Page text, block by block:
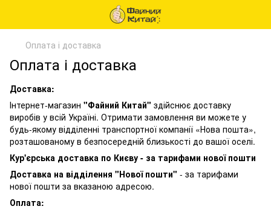
Оплата і доставка
Оплата і доставка
Доставка:
Інтернет-магазин "Файний Китай" здійснює доставку
виробів у всій Україні. Отримати замовлення ви можете у
будь-якому відділенні транспортної компанії «Нова пошта»,
розташованому в безпосередній близькості до вашої оселі.
Кур'єрська доставка по Києву - за тарифами нової пошти
Доставка на відділення "Нової пошти" - за тарифами
нової пошти за вказаною адресою.
Оплата: